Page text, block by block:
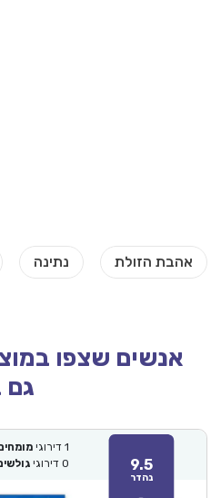
אנשים שצפו
גם
9.5
נהדר
1 דירוגי
0 דירוגי